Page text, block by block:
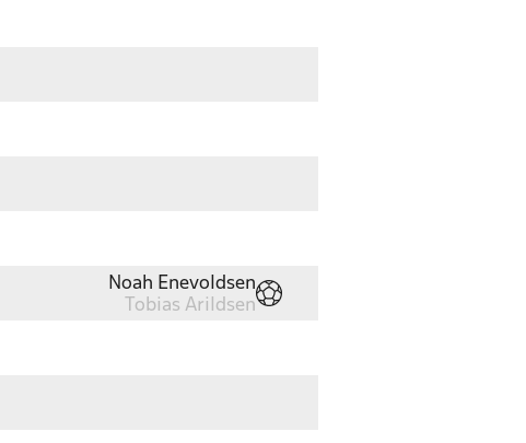
Noah Enevoldsen
Tobias Arildsen